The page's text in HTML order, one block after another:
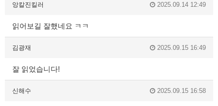
앙칼진킬러 2025.09.14 12:49
읽어보길 잘했네요 ㅋㅋ
김광재 2025.09.15 16:49
잘 읽었습니다!
신해수 2025.09.15 16:58